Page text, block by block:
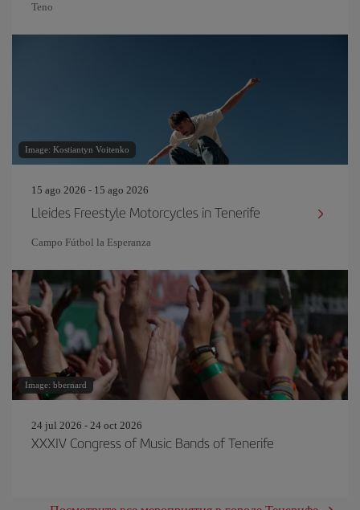
Teno
Image: Kostiantyn Voitenko
15 ago 2026 - 15 ago 2026
Lleides Freestyle Motorcycles in Tenerife
Campo Fútbol la Esperanza
Image: bbernard
24 jul 2026 - 24 oct 2026
XXXIV Congress of Music Bands of Tenerife